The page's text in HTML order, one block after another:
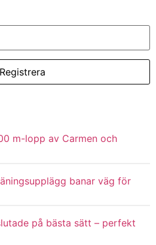
m-lopp av Carmen och
banar väg för
på bästa sätt – perfekt